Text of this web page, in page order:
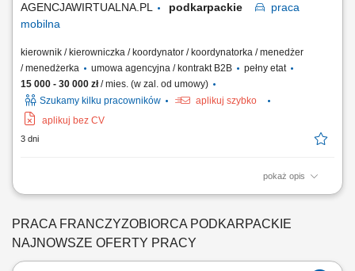
AGENCJAWIRTUALNA.PL podkarpackie
praca
mobilna
kierownik / kierowniczka / koordynator / koordynatorka / menedżer
/ menedżerka
umowa agencyjna / kontrakt B2B
pełny etat
15 000 - 30 000 zł/ mies. (w zal. od umowy)
Szukamy kilku pracowników
aplikuj szybko
aplikuj bez CV
3 dni
pokaż opis
Zakres działania: rozwijanie własnej działalności w branży marketingu
biznesowych i budowanie długofalowych relacji; sprzedaż usług takich
jak: strony internetowe, sklepy online, SEO/SEM, kampanie social
media, materiały...
PRACA FRANCZYZOBIORCA PODKARPACKIE
NAJNOWSZE OFERTY PRACY